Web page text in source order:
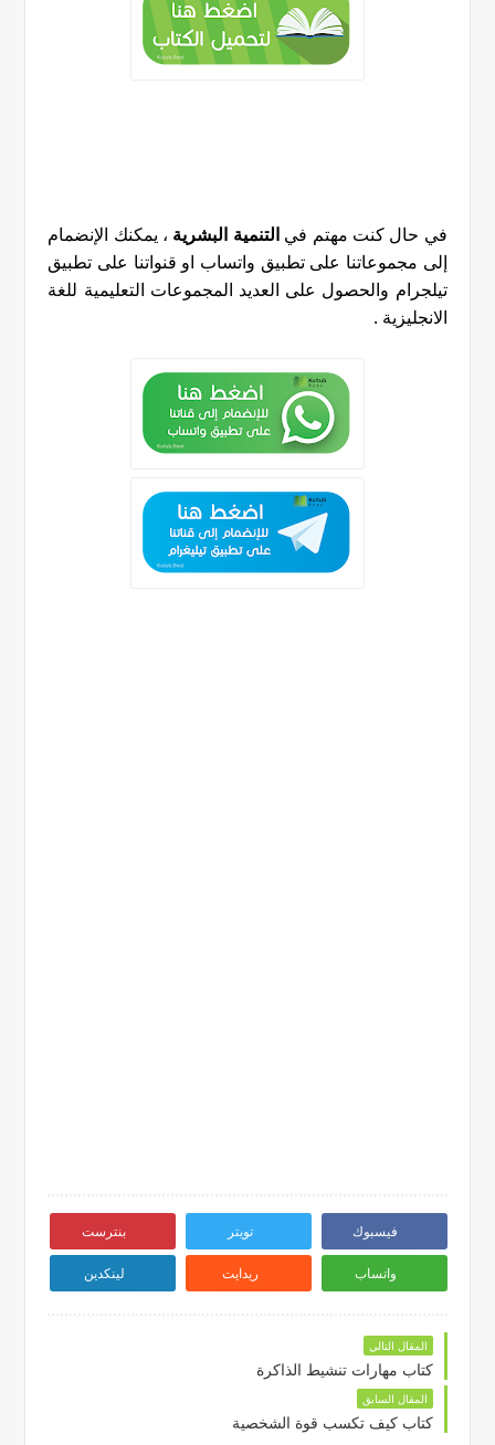
في حال كنت مهتم فيالتنمية البشرية ، يمكنك الإنضمام
إلى مجموعاتنا على تطبيق واتساب او قنواتنا على تطبيق
تيلجرام والحصول على العديد المجموعات التعليمية للغة
الانجليزية .
فيسبوك تويتر بنترست
واتساب ريدايت لينكدين
المقال التالي
كتاب مهارات تنشيط الذاكرة
المقال السابق
كتاب كيف تكسب قوة الشخصية